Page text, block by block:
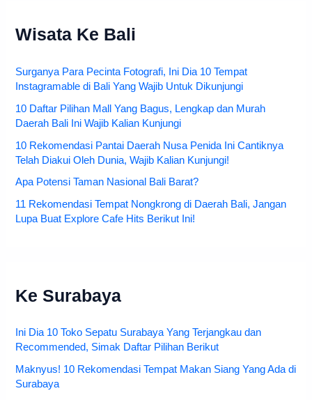
Wisata Ke Bali
Surganya Para Pecinta Fotografi, Ini Dia 10 Tempat
Instagramable di Bali Yang Wajib Untuk Dikunjungi
10 Daftar Pilihan Mall Yang Bagus, Lengkap dan Murah
Daerah Bali Ini Wajib Kalian Kunjungi
10 Rekomendasi Pantai Daerah Nusa Penida Ini Cantiknya
Telah Diakui Oleh Dunia, Wajib Kalian Kunjungi!
Apa Potensi Taman Nasional Bali Barat?
11 Rekomendasi Tempat Nongkrong di Daerah Bali, Jangan
Lupa Buat Explore Cafe Hits Berikut Ini!
Ke Surabaya
Ini Dia 10 Toko Sepatu Surabaya Yang Terjangkau dan
Recommended, Simak Daftar Pilihan Berikut
Maknyus! 10 Rekomendasi Tempat Makan Siang Yang Ada di
Surabaya